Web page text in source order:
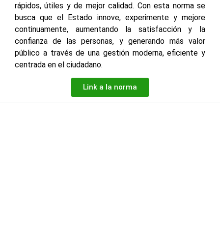
rápidos, útiles y de mejor calidad. Con esta norma se
busca que el Estado innove, experimente y mejore
continuamente, aumentando la satisfacción y la
confianza de las personas, y generando más valor
público a través de una gestión moderna, eficiente y
centrada en el ciudadano.
Link a la norma